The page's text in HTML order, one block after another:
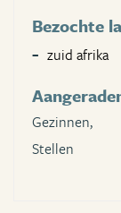
Bezochte
zuid afrika
Gezinnen,
Stellen